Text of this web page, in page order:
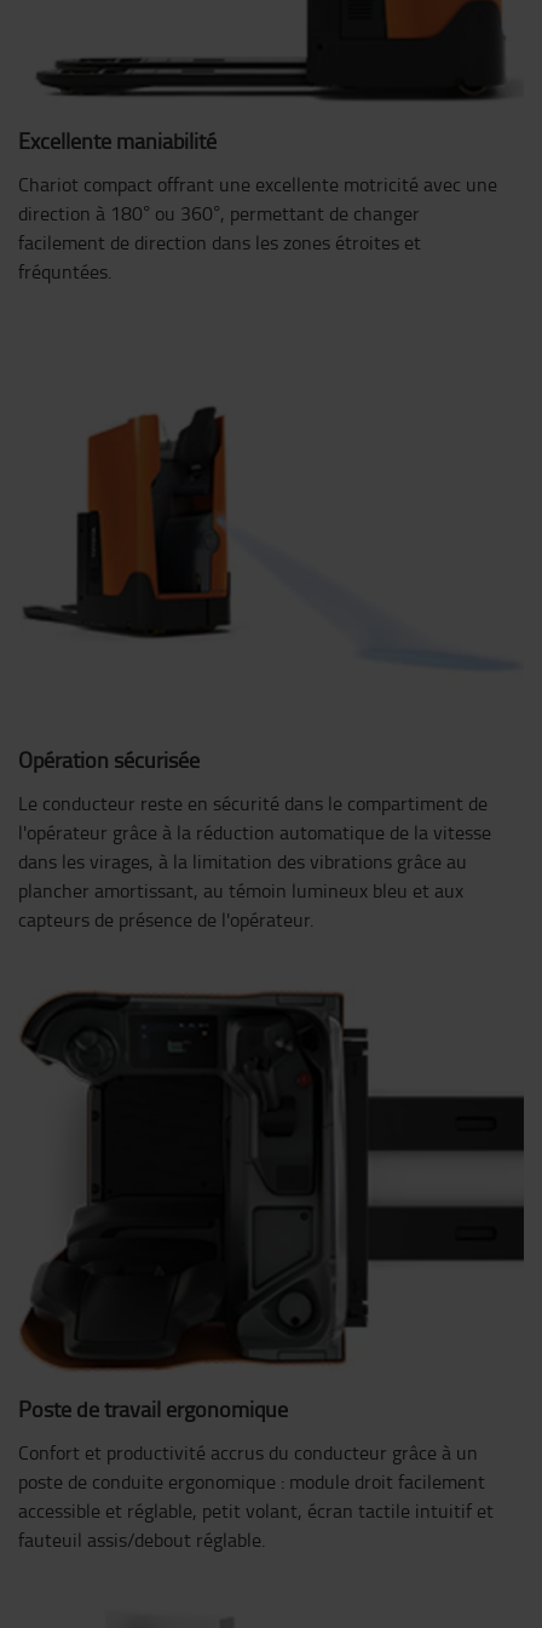
Excellente maniabilité
Chariot compact offrant une excellente motricité avec une
direction à 180° ou 360°, permettant de changer
facilement de direction dans les zones étroites et
fréquntées.
Opération sécurisée
Le conducteur reste en sécurité dans le compartiment de
l'opérateur grâce à la réduction automatique de la vitesse
dans les virages, à la limitation des vibrations grâce au
plancher amortissant, au témoin lumineux bleu et aux
capteurs de présence de l'opérateur.
Poste de travail ergonomique
Confort et productivité accrus du conducteur grâce à un
poste de conduite ergonomique : module droit facilement
accessible et réglable, petit volant, écran tactile intuitif et
fauteuil assis/debout réglable.